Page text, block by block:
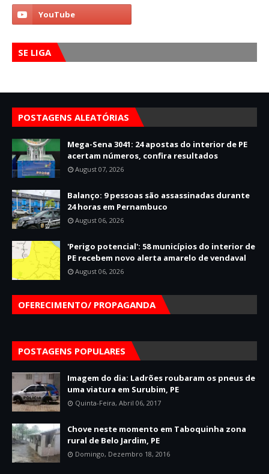
SE LIGA
POSTAGENS ALEATÓRIAS
Mega-Sena 3041: 24 apostas do interior de PE
acertam números, confira resultados
August 07, 2026
Balanço: 9 pessoas são assassinadas durante
24 horas em Pernambuco
August 06, 2026
'Perigo potencial': 58 municípios do interior de
PE recebem novo alerta amarelo de vendaval
August 06, 2026
OFERECIMENTO/ PROPAGANDA
POSTAGENS POPULARES
Imagem do dia: Ladrões roubaram os pneus de
uma viatura em Surubim, PE
Quinta-Feira, Abril 06, 2017
Chove neste momento em Taboquinha zona
rural de Belo Jardim, PE
Domingo, Dezembro 18, 2016